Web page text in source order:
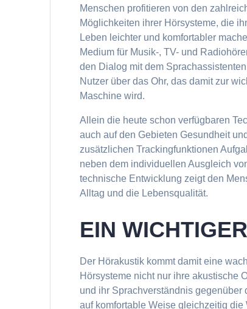
Menschen profitieren von den
Möglichkeiten ihrer Hörsysteme, die
Leben leichter und komfortabler
Medium für Musik-, TV- und
den Dialog mit dem
Nutzer über das Ohr, das damit zur
Maschine wird.
Allein die heute schon verfügbaren
auch auf den Gebieten Gesundheit
zusätzlichen Trackingfunktionen
neben dem individuellen Ausgleich
technische Entwicklung zeigt den
Alltag und die Lebensqualität.
EIN
Der Hörakustik kommt damit eine
Hörsysteme nicht nur ihre akustische
und ihr Sprachverständnis
auf komfortable Weise gleichzeitig